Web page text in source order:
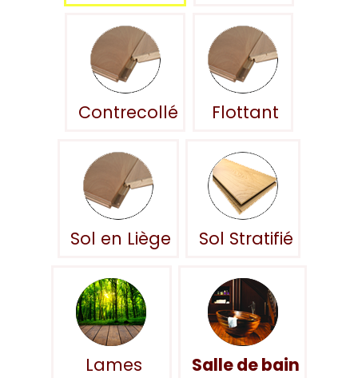
Contrecollé Flottant
Sol en Liège Sol Stratifié
Lames
Salle de bain